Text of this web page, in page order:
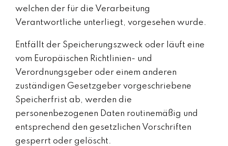
welchen der für die Verarbeitung
Verantwortliche unterliegt, vorgesehen wurde.
Entfällt der Speicherungszweck oder läuft eine
vom Europäischen Richtlinien- und
Verordnungsgeber oder einem anderen
zuständigen Gesetzgeber vorgeschriebene
Speicherfrist ab, werden die
personenbezogenen Daten routinemäßig und
entsprechend den gesetzlichen Vorschriften
gesperrt oder gelöscht.